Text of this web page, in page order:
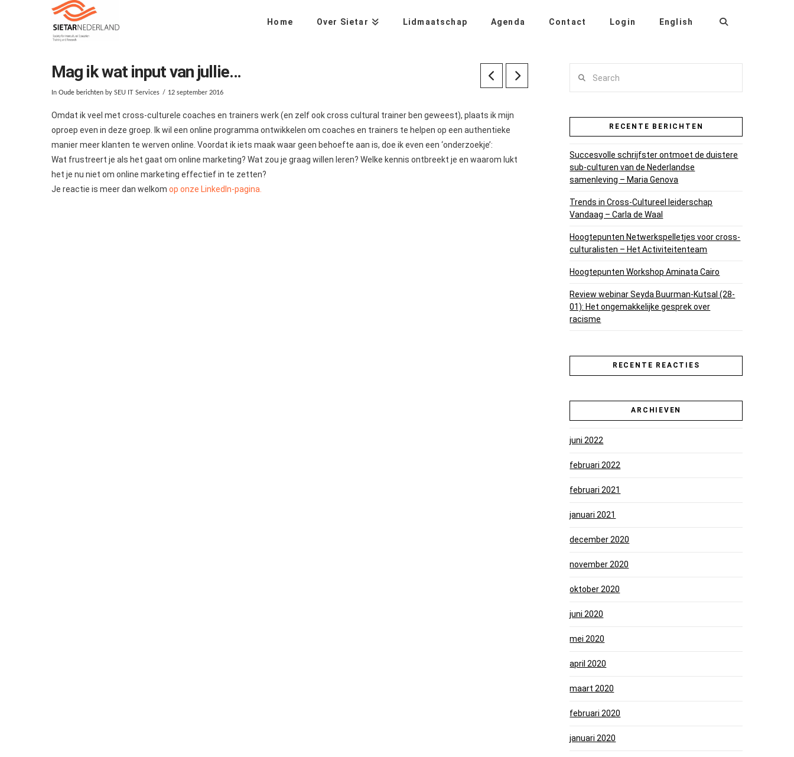
Home Over Sietar Lidmaatschap Agenda Contact Login English
Mag ik wat input van jullie…
In Oude berichten by SEU IT Services 12 september 2016
Omdat ik veel met cross-culturele coaches en trainers werk (en zelf ook cross cultural trainer ben geweest), plaats ik mijn
oproep even in deze groep. Ik wil een online programma ontwikkelen om coaches en trainers te helpen op een authentieke
manier meer klanten te werven online. Voordat ik iets maak waar geen behoefte aan is, doe ik even een ‘onderzoekje’:
Wat frustreert je als het gaat om online marketing? Wat zou je graag willen leren? Welke kennis ontbreekt je en waarom lukt
het je nu niet om online marketing effectief in te zetten?
Je reactie is meer dan welkom op onze LinkedIn-pagina.
RECENTE BERICHTEN
Succesvolle schrijfster ontmoet de duistere
sub-culturen van de Nederlandse
samenleving – Maria Genova
Trends in Cross-Cultureel leiderschap
Vandaag – Carla de Waal
Hoogtepunten Netwerkspelletjes voor cross-
culturalisten – Het Activiteitenteam
Hoogtepunten Workshop Aminata Cairo
Review webinar Seyda Buurman-Kutsal (28-
01): Het ongemakkelijke gesprek over
racisme
RECENTE REACTIES
ARCHIEVEN
juni 2022
februari 2022
februari 2021
januari 2021
december 2020
november 2020
oktober 2020
juni 2020
mei 2020
april 2020
maart 2020
februari 2020
januari 2020